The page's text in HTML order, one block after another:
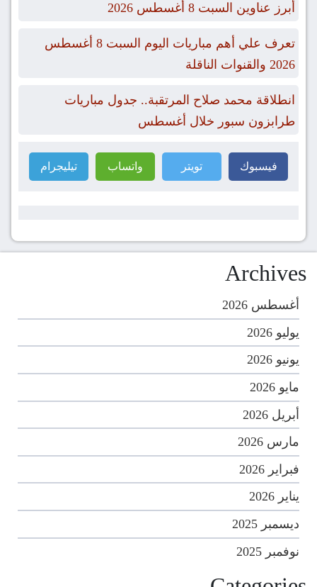
أبرز عناوين السبت 8 أغسطس 2026
تعرف علي أهم مباريات اليوم السبت 8 أغسطس
2026 والقنوات الناقلة
انطلاقة محمد صلاح المرتقبة.. جدول مباريات
طرابزون سبور خلال أغسطس
فيسبوك تويتر واتساب تيليجرام
Archives
أغسطس 2026
يوليو 2026
يونيو 2026
مايو 2026
أبريل 2026
مارس 2026
فبراير 2026
يناير 2026
ديسمبر 2025
نوفمبر 2025